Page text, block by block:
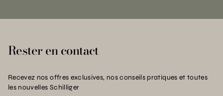
Rester en contact
Recevez nos offres exclusives, nos conseils pratiques et toutes
les nouvelles Schilliger